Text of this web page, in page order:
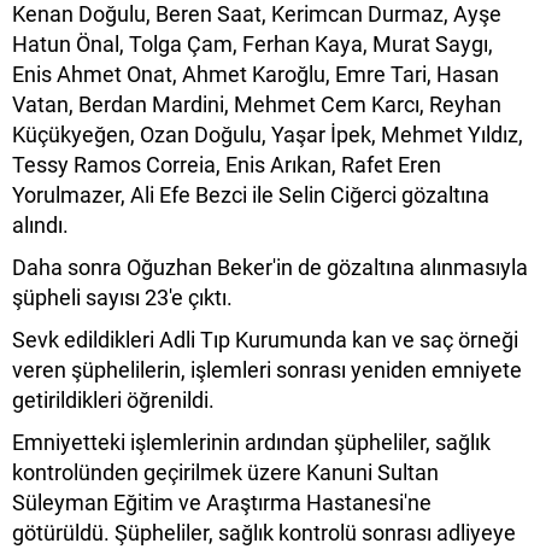
Kenan Doğulu, Beren Saat, Kerimcan Durmaz, Ayşe
Hatun Önal, Tolga Çam, Ferhan Kaya, Murat Saygı,
Enis Ahmet Onat, Ahmet Karoğlu, Emre Tari, Hasan
Vatan, Berdan Mardini, Mehmet Cem Karcı, Reyhan
Küçükyeğen, Ozan Doğulu, Yaşar İpek, Mehmet Yıldız,
Tessy Ramos Correia, Enis Arıkan, Rafet Eren
Yorulmazer, Ali Efe Bezci ile Selin Ciğerci gözaltına
alındı.
Daha sonra Oğuzhan Beker'in de gözaltına alınmasıyla
şüpheli sayısı 23'e çıktı.
Sevk edildikleri Adli Tıp Kurumunda kan ve saç örneği
veren şüphelilerin, işlemleri sonrası yeniden emniyete
getirildikleri öğrenildi.
Emniyetteki işlemlerinin ardından şüpheliler, sağlık
kontrolünden geçirilmek üzere Kanuni Sultan
Süleyman Eğitim ve Araştırma Hastanesi'ne
götürüldü. Şüpheliler, sağlık kontrolü sonrası adliyeye